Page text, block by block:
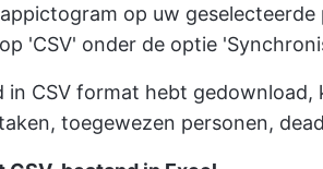
op uw
'CSV' onder de optie
in CSV format hebt gedownload,
toegewezen personen,